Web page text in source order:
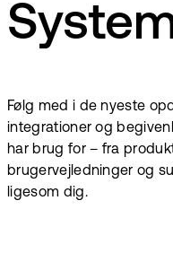
Følg med i de nyeste
integrationer og
har brug for – fra
brugervejledninger og
ligesom dig.